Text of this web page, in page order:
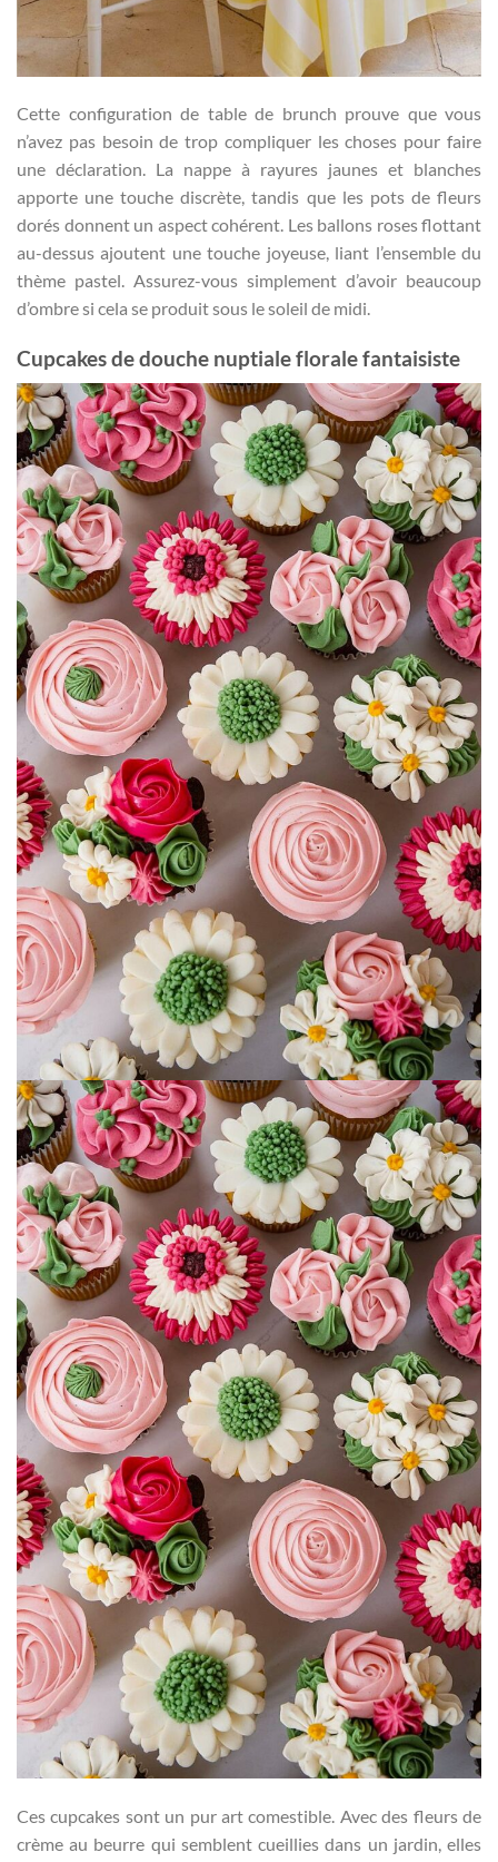
Cette configuration de table de brunch prouve que vous
n’avez pas besoin de trop compliquer les choses pour faire
une déclaration. La nappe à rayures jaunes et blanches
apporte une touche discrète, tandis que les pots de fleurs
dorés donnent un aspect cohérent. Les ballons roses flottant
au-dessus ajoutent une touche joyeuse, liant l’ensemble du
thème pastel. Assurez-vous simplement d’avoir beaucoup
d’ombre si cela se produit sous le soleil de midi.
Cupcakes de douche nuptiale florale fantaisiste
Ces cupcakes sont un pur art comestible. Avec des fleurs de
crème au beurre qui semblent cueillies dans un jardin, elles